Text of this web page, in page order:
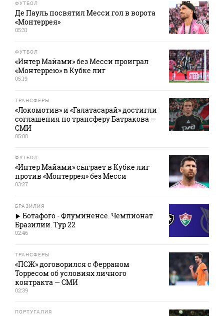
ФУТБОЛ
Де Пауль посвятил Месси гол в ворота
«Монтеррея»
05:31
ФУТБОЛ
«Интер Майами» без Месси проиграл
«Монтеррею» в Кубке лиг
05:19
ТРАНСФЕРЫ
«Локомотив» и «Галатасарай» достигли
соглашения по трансферу Батракова —
СМИ
05:08
ФУТБОЛ
«Интер Майами» сыграет в Кубке лиг
против «Монтеррея» без Месси
03:27
БРАЗИЛИЯ
Ботафого - Флуминенсе. Чемпионат
Бразилии. Тур 22
02:46
ТРАНСФЕРЫ
«ПСЖ» договорился с Ферраном
Торресом об условиях личного
контракта — СМИ
02:39
ПОРТУГАЛИЯ